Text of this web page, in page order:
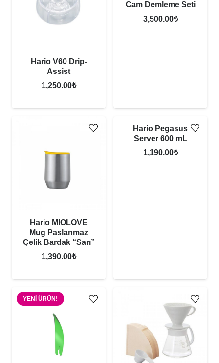
Hario V60 Drip-
Assist
1,250.00₺
Cam Demleme Seti
3,500.00₺
Hario MIOLOVE
Mug Paslanmaz
Çelik Bardak “Sarı”
1,390.00₺
Hario Pegasus
Server 600 mL
1,190.00₺
YENI ÜRÜN!